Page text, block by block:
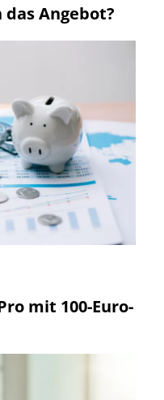
Angebot?
mit 100-Euro-